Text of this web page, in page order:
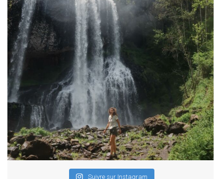
Suivre sur Instagram